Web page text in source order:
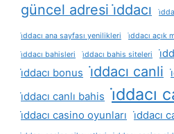
güncel adresi i̇ddacı
i̇ddacı ana sayfası yenilikleri i̇ddacı açık
i̇ddacı bahisleri i̇ddacı bahis siteleri
i̇ddacı bonus
i̇ddacı canli
i̇ddacı canlı bahis
i̇ddacı
i̇ddacı casino oyunları i̇ddacı